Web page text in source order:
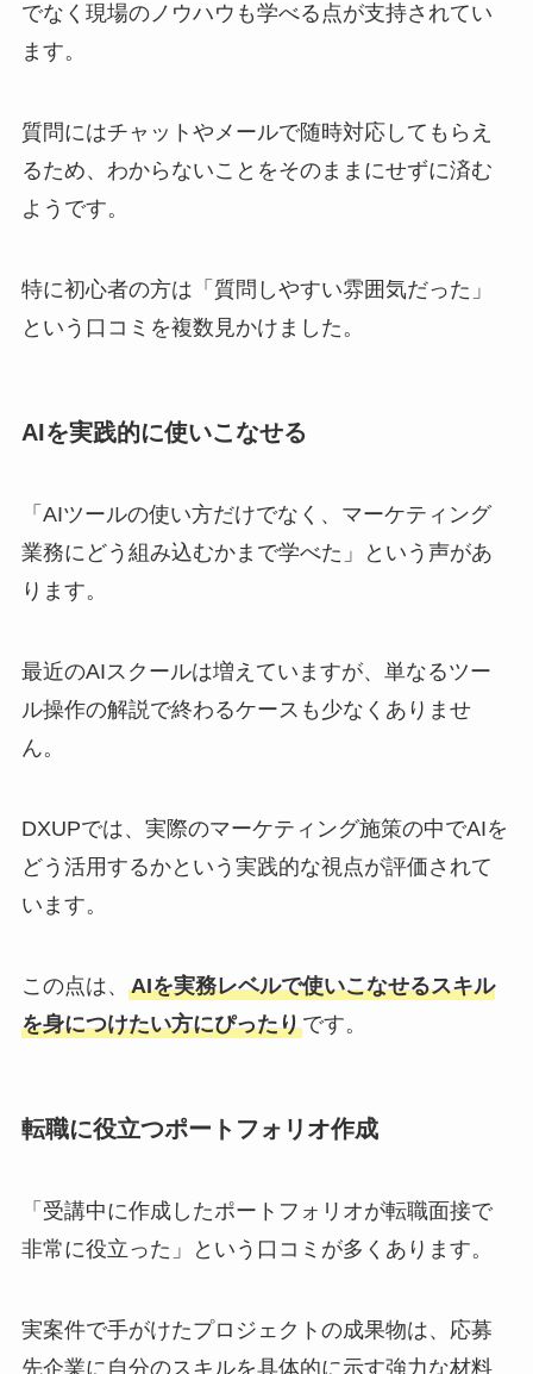
でなく現場のノウハウも学べる点が支持されてい
ます。
質問にはチャットやメールで随時対応してもらえ
るため、わからないことをそのままにせずに済む
ようです。
特に初心者の方は「質問しやすい雰囲気だった」
という口コミを複数見かけました。
AIを実践的に使いこなせる
「AIツールの使い方だけでなく、マーケティング
業務にどう組み込むかまで学べた」という声があ
ります。
最近のAIスクールは増えていますが、単なるツー
ル操作の解説で終わるケースも少なくありませ
ん。
DXUPでは、実際のマーケティング施策の中でAIを
どう活用するかという実践的な視点が評価されて
います。
この点は、 AIを実務レベルで使いこなせるスキル
を身につけたい方にぴったりです。
転職に役立つポートフォリオ作成
「受講中に作成したポートフォリオが転職面接で
非常に役立った」という口コミが多くあります。
実案件で手がけたプロジェクトの成果物は、応募
先企業に自分のスキルを具体的に示す強力な材料